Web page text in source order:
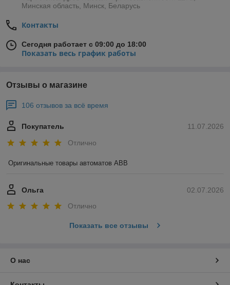
Минская область, Минск, Беларусь
Контакты
Сегодня работает с 09:00 до 18:00
Показать весь график работы
Отзывы о магазине
106 отзывов за всё время
11.07.2026
Покупатель
Отлично
Оригинальные товары автоматов ABB
02.07.2026
Ольга
Отлично
Показать все отзывы
О нас